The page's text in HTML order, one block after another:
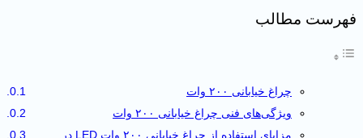
فهرست مطالب
چراغ خیابانی ۲۰۰ وات
ویژگی‌های فنی چراغ خیابانی ۲۰۰ وات
مزایای استفاده از چراغ خیابانی ۲۰۰ وات LED در